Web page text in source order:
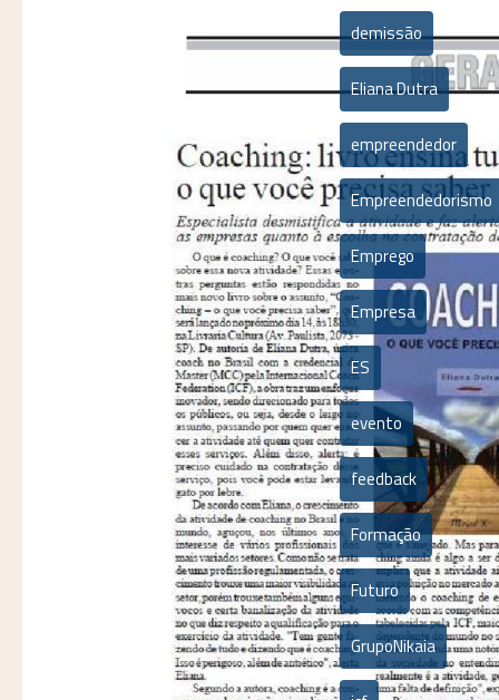
demissão
Eliana Dutra
empreendedor
Empreendedorismo
Emprego
Empresa
ES
evento
feedback
Formação
Futuro
GrupoNikaia